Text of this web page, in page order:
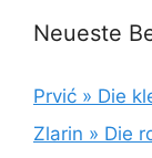
Neueste
Prvić » Die
Zlarin » Die